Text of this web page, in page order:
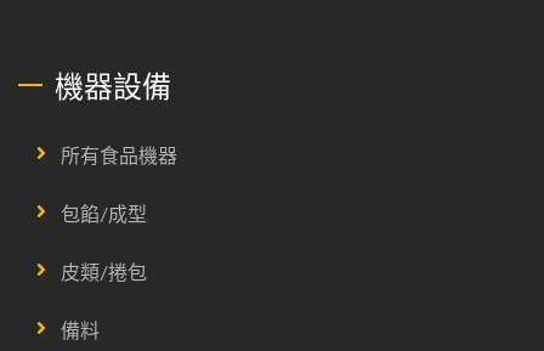
機器設備
所有食品機器
包餡/成型
皮類/捲包
備料